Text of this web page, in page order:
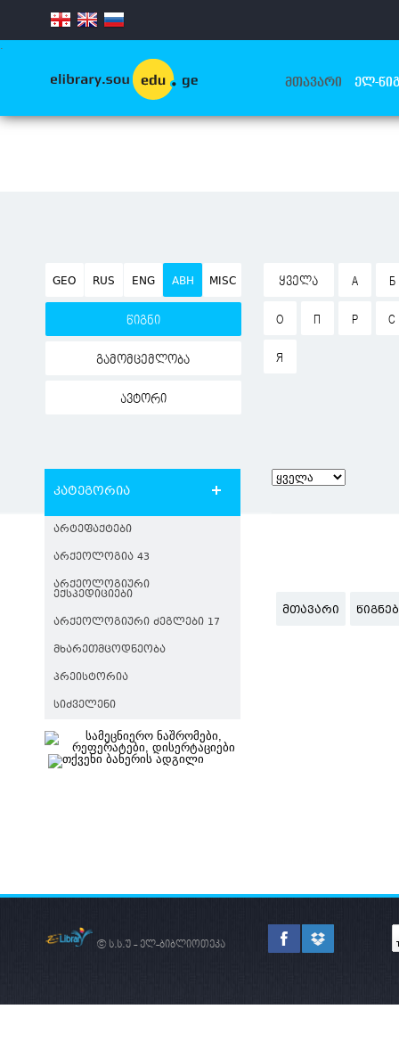
.
ᲛᲗᲐᲕᲐᲠᲘ ᲔᲚ-
GEO RUS ENG ABH MISC
წიგნი
გამომცემლობა
ავტორი
ᲧᲕᲔᲚᲐ А Б
О П Р С
Я
კატეგორია
ᲐᲠᲢᲔᲤᲐᲥᲢᲔᲑᲘ
ᲐᲠᲥᲔᲝᲚᲝᲒᲘᲐ 43
ᲐᲠᲥᲔᲝᲚᲝᲒᲘᲣᲠᲘ
ᲔᲥᲡᲞᲔᲓᲘᲪᲘᲔᲑᲘ
ᲐᲠᲥᲔᲝᲚᲝᲒᲘᲣᲠᲘ ᲫᲔᲒᲚᲔᲑᲘ 17
ᲛᲮᲐᲠᲔᲗᲛᲪᲝᲓᲜᲔᲝᲑᲐ
ᲞᲠᲔᲘᲡᲢᲝᲠᲘᲐ
ᲡᲘᲫᲕᲔᲚᲔᲜᲘ
ᲛᲗᲐᲕᲐᲠᲘ
© ს.ს.უ - ელ-ბიბლიოთეკა